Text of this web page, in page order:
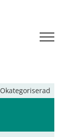
Okategoriserad